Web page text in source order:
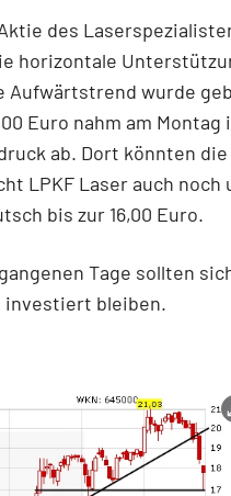
des
horizontale
wurde
Euro nahm am Montag
ab. Dort könnten
LPKF Laser auch noch
bis zur 16,00 Euro.
Tage sollten
investiert bleiben.